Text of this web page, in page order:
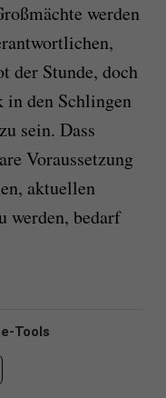
werden
der Stunde, doch
in den Schlingen
sein. Dass
Voraussetzung
aktuellen
werden, bedarf
Tools